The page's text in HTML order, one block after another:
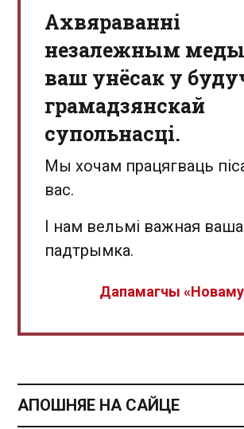
Aхвяраванні
незалежным
ваш унёсак у
грамадзянскай
супольнасці.
Мы хочам працягваць
вас.
І нам вельмі важная ваша
падтрымка.
Дапамагчы «Новаму
АПОШНЯЕ НА САЙЦЕ